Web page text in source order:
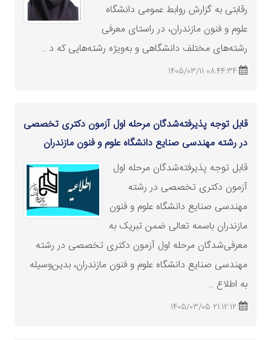
رقابتی به گزارش روابط عمومی دانشگاه
علوم و فنون مازندران، در راستای معرفی
رشته‌های مختلف دانشگاهی و به‌ویژه رشته‌هایی که د ..
08:44:34 1405/03/11
قابل توجه پذیرفته‌شدگان مرحله اول آزمون دکتری تخصصی
در رشته‌ مهندسی صنایع دانشگاه علوم و فنون مازندران
قابل توجه پذیرفته‌شدگان مرحله اول
آزمون دکتری تخصصی در رشته‌
مهندسی صنایع دانشگاه علوم و فنون
مازندران باسمه تعالی ضمن تبریک به
معرفی‌شدگان مرحله اول آزمون دکتری تخصصی در رشته‌
مهندسی صنایع دانشگاه علوم و فنون مازندران، بدین‌وسیله
به اطلاع ..
21:12:12 1405/03/05